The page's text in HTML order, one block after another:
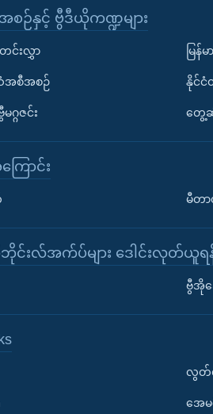
း
ဉ်နှင့် ဗွီဒီယိုကဏ္ဍများ
င်းလွှာ
အစီအစဉ်
ဂဇင်း
မြန်မာ
နိုင်
တွေ့ဆုံ
ောင်း
မီတာ
င်းလ်အက်ပ်များ ဒေါင်းလုတ်ယူရ
ဗွီအို
လွတ်
အေမ